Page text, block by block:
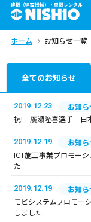
建機（建設機械）・重機レンタル
商品一覧
問合せ依頼リス
ホーム お知らせ一覧
全てのお知らせ
2019.12.23
お知ら
祝! 廣瀬隆喜選手 日
2019.12.19
お知ら
ICT施工事業プロモー
た
2019.12.19
お知ら
モビシステムプロモー
しました